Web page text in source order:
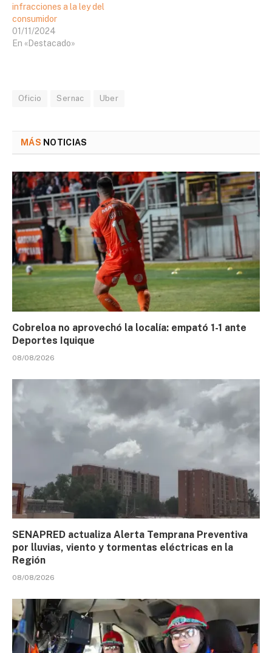
infracciones a la ley del
consumidor
01/11/2024
En «Destacado»
Oficio Sernac Uber
MÁS NOTICIAS
Cobreloa no aprovechó la localía: empató 1-1 ante
Deportes Iquique
08/08/2026
SENAPRED actualiza Alerta Temprana Preventiva
por lluvias, viento y tormentas eléctricas en la
Región
08/08/2026